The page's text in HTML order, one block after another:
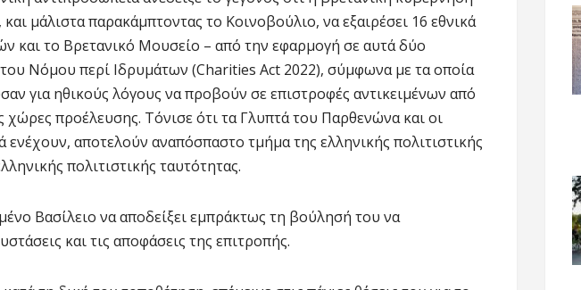
μάλιστα παρακάμπτοντας το Κοινοβούλιο, να εξαιρέσει 16 εθνικά
και το Βρετανικό Μουσείο – από την εφαρμογή σε αυτά δύο
Νόμου περί Ιδρυμάτων (Charities Act 2022), σύμφωνα με τα οποία
για ηθικούς λόγους να προβούν σε επιστροφές αντικειμένων από
χώρες προέλευσης. Τόνισε ότι τα Γλυπτά του Παρθενώνα και οι
αποτελούν αναπόσπαστο τμήμα της ελληνικής πολιτιστικής
πολιτιστικής ταυτότητας.
Βασίλειο να αποδείξει εμπράκτως τη βούλησή του να
και τις αποφάσεις της επιτροπής.